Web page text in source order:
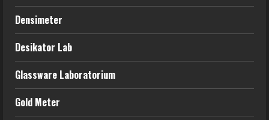
Densimeter
Desikator Lab
Glassware Laboratorium
Gold Meter